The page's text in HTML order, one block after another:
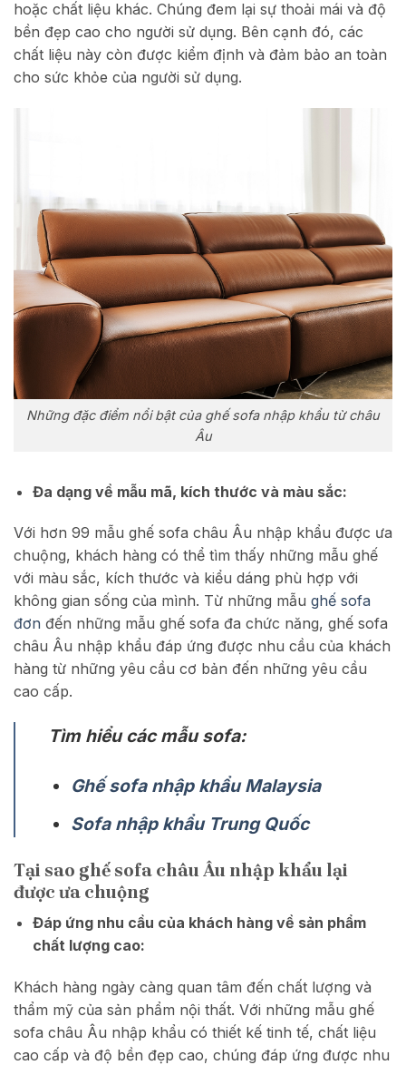
hoặc chất liệu khác. Chúng đem lại sự thoải mái và độ
bền đẹp cao cho người sử dụng. Bên cạnh đó, các
chất liệu này còn được kiểm định và đảm bảo an toàn
cho sức khỏe của người sử dụng.
Những đặc điểm nổi bật của ghế sofa nhập khẩu từ châu
Âu
Đa dạng về mẫu mã, kích thước và màu sắc:
Với hơn 99 mẫu ghế sofa châu Âu nhập khẩu được ưa
chuộng, khách hàng có thể tìm thấy những mẫu ghế
với màu sắc, kích thước và kiểu dáng phù hợp với
không gian sống của mình. Từ những mẫu ghế sofa
đơn đến những mẫu ghế sofa đa chức năng, ghế sofa
châu Âu nhập khẩu đáp ứng được nhu cầu của khách
hàng từ những yêu cầu cơ bản đến những yêu cầu
cao cấp.
Tìm hiểu các mẫu sofa:
Ghế sofa nhập khẩu Malaysia
Sofa nhập khẩu Trung Quốc
Tại sao ghế sofa châu Âu nhập khẩu lại
được ưa chuộng
Đáp ứng nhu cầu của khách hàng về sản phẩm
chất lượng cao:
Khách hàng ngày càng quan tâm đến chất lượng và
thẩm mỹ của sản phẩm nội thất. Với những mẫu ghế
sofa châu Âu nhập khẩu có thiết kế tinh tế, chất liệu
cao cấp và độ bền đẹp cao, chúng đáp ứng được nhu